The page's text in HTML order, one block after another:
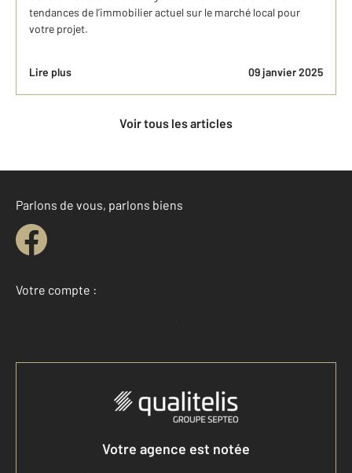
tendances de l’immobilier actuel sur le marché local pour
votre projet.
Lire plus 09 janvier 2025
Voir tous les articles
Parlons de vous, parlons biens
Votre compte :
Accéder à mon compte
Votre agence est notée